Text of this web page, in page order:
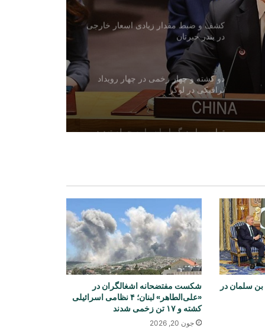
کشف و ضبط مقدار زیادی اسعار خارجی
در بندر حیرتان
دو کشته و چهار زخمی در چهار رویداد
ترافیکی در لوگر
ترامپ بار دیگر ایران را به حمله تهدید
آزادی ۳۲۵ مهاجر افغان از زندان‌های
پاکستان و بازگشت آنان به کشور
نشست چهارجانبه عربستان، پاکستان،
مصر و ترکیه بر کاهش تنش‌های
منطقه‌ای تأکید کرد
حملات هوایی رژیم صهیونیستی به جنوب
سلمان در
شکست مفتضحانه اشغالگران در
«علی‌الطاهر» لبنان؛ ۴ نظامی اسرائیلی
کشته و ۱۷ تن زخمی شدند
جون 20, 2026